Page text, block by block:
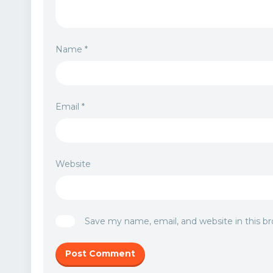
Name *
Email *
Website
Save my name, email, and website in this